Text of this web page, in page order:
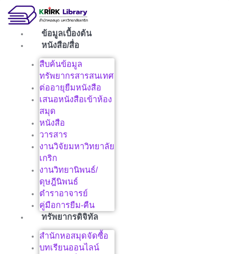
ข้อมูลเบื้องต้น
หนังสือ/สื่อ
สืบค้นข้อมูล
ทรัพยากรสารสนเทศ
ต่ออายุยืมหนังสือ
เสนอหนังสือเข้าห้อง
สมุด
หนังสือ
วารสาร
งานวิจัยมหาวิทยาลัย
เกริก
งานวิทยานิพนธ์/
ดุษฎีนิพนธ์
ตำราอาจารย์
คู่มือการยืม-คืน
ทรัพยากรดิจิทัล
สำนักหอสมุดจัดซื้อ
บทเรียนออนไลน์